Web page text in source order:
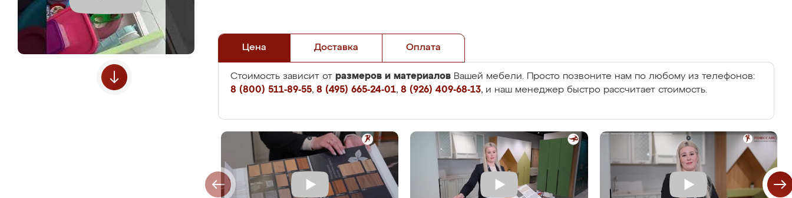
Цена Доставка Оплата
Стоимость зависит от размеров и материалов Вашей мебели. Просто позвоните нам по любому из телефонов:
8 (800) 511-89-55, 8 (495) 665-24-01, 8 (926) 409-68-13, и наш менеджер быстро рассчитает стоимость.